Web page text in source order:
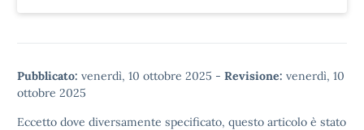
Pubblicato: venerdì, 10 ottobre 2025 - Revisione: venerdì, 10
ottobre 2025
Eccetto dove diversamente specificato, questo articolo è stato